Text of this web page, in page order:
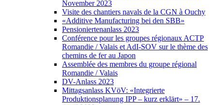
November 2023
Visite des chantiers navals de la CGN à Ouchy
«Additive Manufacturing bei den SBB»
Pensioniertenanlass 2023
Conférence pour les groupes régionaux ACTP
Romandie / Valais et AdI-SOV sur le thème des
chemins de fer au Japon
Assemblée des membres du groupe régional
Romandie / Valais
DV-Anlass 2023
Mittagsanlass KVöV: «Integrierte
Produktionsplanung IPP – kurz erklärt» – 17.